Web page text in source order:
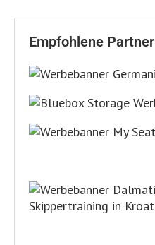
Empfohlene Partner